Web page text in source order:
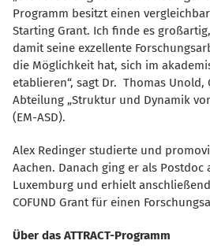
Programm besitzt einen
Starting Grant. Ich finde es
damit seine exzellente
die Möglichkeit hat, sich im
etablieren“, sagt Dr. Thomas
Abteilung „Struktur und Dynamik
(EM-ASD).
Alex Redinger studierte und
Aachen. Danach ging er als Postdoc
Luxemburg und erhielt
COFUND Grant für einen
Über das ATTRACT-Programm